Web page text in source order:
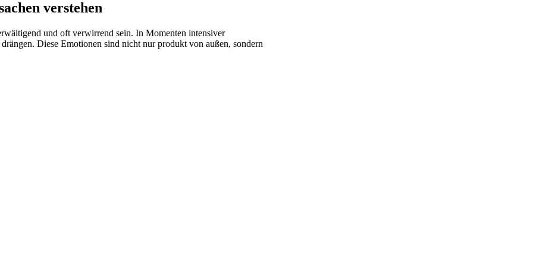
verstehen
und oft verwirrend‌ sein. In Momenten intensiver
Diese Emotionen sind nicht​ nur produkt von‌ außen, sondern⁣